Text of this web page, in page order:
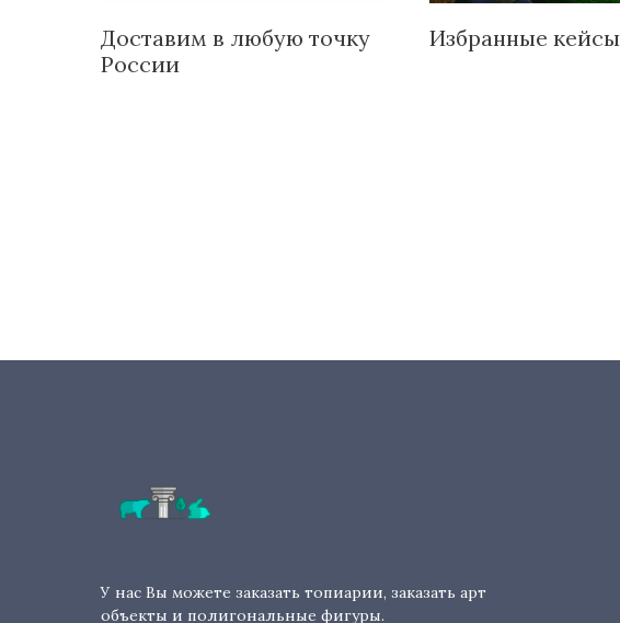
Доставим в любую точку
России
Избранные кейсы
У нас Вы можете заказать топиарии, заказать арт
объекты и полигональные фигуры.